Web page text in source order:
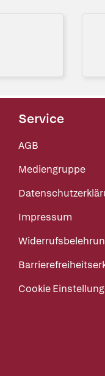
Service
AGB
Mediengruppe
Impressum
Cookie